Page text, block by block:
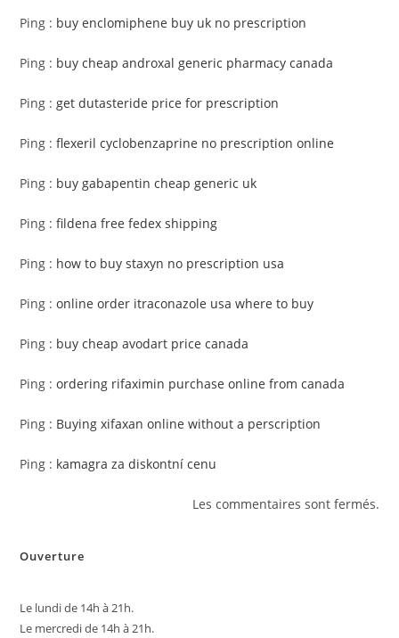
Ping : buy enclomiphene buy uk no prescription
Ping : buy cheap androxal generic pharmacy canada
Ping : get dutasteride price for prescription
Ping :flexeril cyclobenzaprine no prescription online
Ping : buy gabapentin cheap generic uk
Ping :fildena free fedex shipping
Ping : how to buy staxyn no prescription usa
Ping :online order itraconazole usa where to buy
Ping : buy cheap avodart price canada
Ping :ordering rifaximin purchase online from canada
Ping : Buying xifaxan online without a perscription
Ping : kamagra za diskontní cenu
Les commentaires sont fermés.
Ouverture
Le lundi de 14h à 21h.
Le mercredi de 14h à 21h.